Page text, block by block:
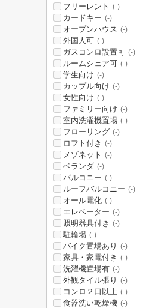
フリーレント (-)
カードキー (-)
オープンハウス (-)
外国人可 (-)
ガスコンロ設置可 (-)
ルームシェア可 (-)
学生向け (-)
カップル向け (-)
女性向け (-)
ファミリー向け (-)
室内洗濯機置場 (-)
フローリング (-)
ロフト付き (-)
メゾネット (-)
ベランダ (-)
バルコニー (-)
ルーフバルコニー (-)
オール電化 (-)
エレベーター (-)
照明器具付き (-)
駐輪場 (-)
バイク置場あり (-)
家具・家電付き (-)
洗濯機置場有 (-)
外観タイル張り (-)
コンロ２口以上 (-)
食器洗い乾燥機 (-)